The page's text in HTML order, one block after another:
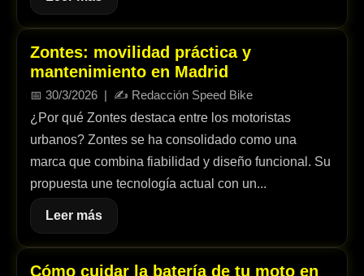
Zontes: movilidad práctica y
mantenimiento en Madrid
📅 30/3/2026 | ✍️ Redacción Speed Bike
¿Por qué Zontes destaca entre los motoristas
urbanos? Zontes se ha consolidado como una
marca que combina fiabilidad y diseño funcional. Su
propuesta une tecnología actual con un...
Leer más
Cómo cuidar la batería de tu moto en